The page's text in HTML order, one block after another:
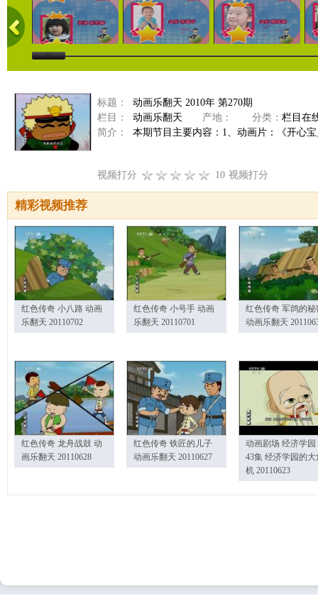
标题：
动画乐翻天 2010年 第270期
栏目：
动画乐翻天 产地： 分类： 栏目在
简介：
本期节目主要内容：1、动画片：《开心
视频打分 10 视频打分
精彩视频推荐
红色传奇 小八路 动画
乐翻天 20110702
红色传奇 小号手 动画
乐翻天 20110701
红色传奇 军鸽的秘
动画乐翻天
红色传奇 龙舟战鼓 动
画乐翻天 20110628
红色传奇 铁匠的儿子
动画乐翻天 20110627
动画剧场 经济学园
43集 经济学园的大
机 20110623